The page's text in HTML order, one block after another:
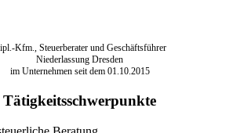
Kfm., Steuerberater und Geschäftsführer
Niederlassung Dresden
im Unternehmen seit dem 01.10.2015
Tätigkeitsschwerpunkte